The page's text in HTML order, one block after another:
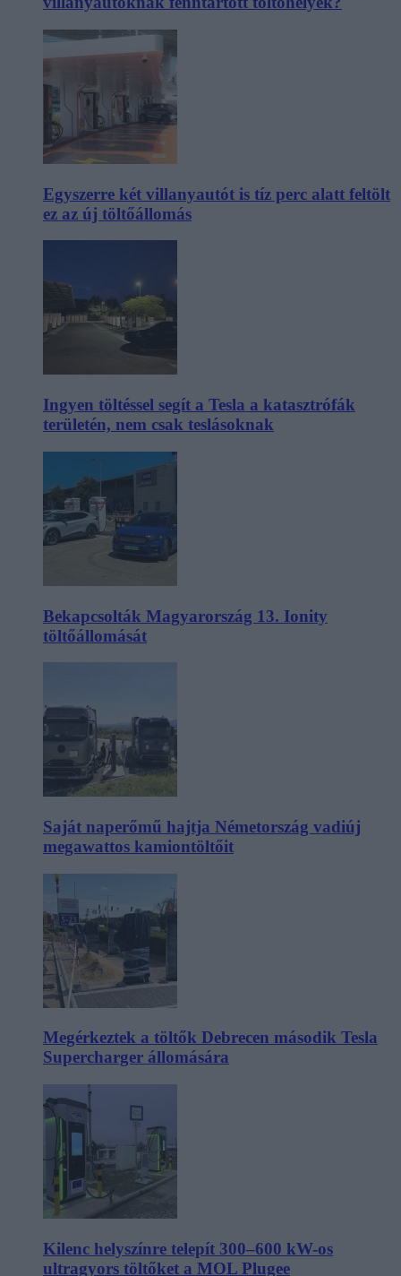
Egyszerre két villanyautót is tíz perc alatt feltölt
ez az új töltőállomás
Ingyen töltéssel segít a Tesla a katasztrófák
területén, nem csak teslásoknak
Bekapcsolták Magyarország 13. Ionity
töltőállomását
Saját naperőmű hajtja Németország vadiúj
megawattos kamiontöltőit
Megérkeztek a töltők Debrecen második Tesla
Supercharger állomására
Kilenc helyszínre telepít 300–600 kW-os
ultragyors töltőket a MOL Plugee